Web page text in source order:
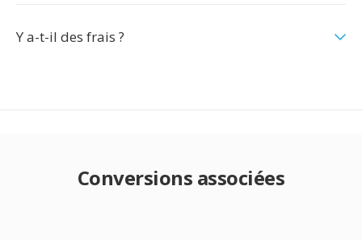
Y a-t-il des frais ?
Conversions associées